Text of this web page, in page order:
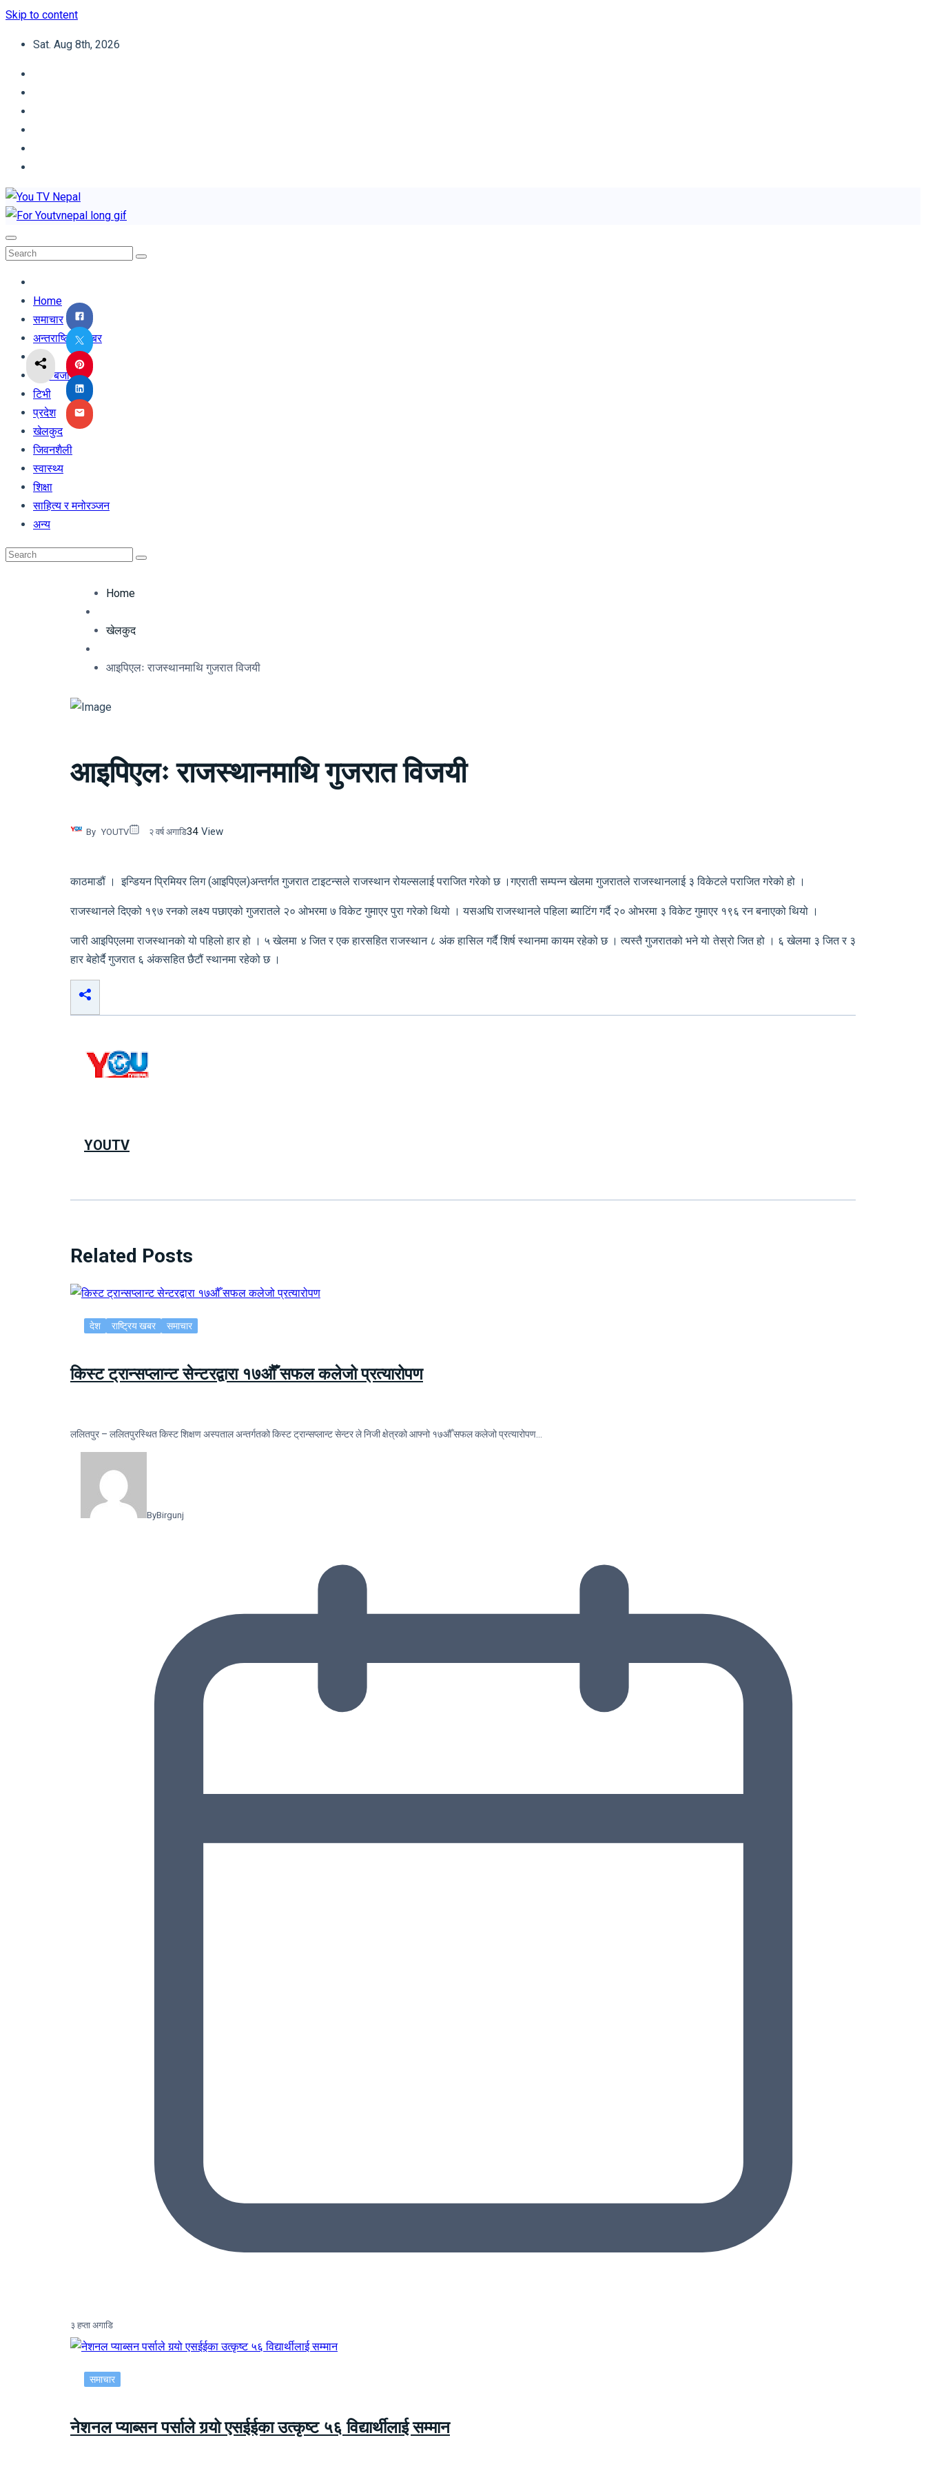
Skip to content
Sat. Aug 8th, 2026
Home
समाचार
अन्तराष्ट्रिय खबर
अर्थ
शेयर बजार
टिभी
प्रदेश
खेलकुद
जिवनशैली
स्वास्थ्य
शिक्षा
साहित्य र मनोरञ्जन
अन्य
Home
खेलकुद
आइपिएलः राजस्थानमाथि गुजरात विजयी
आइपिएलः राजस्थानमाथि गुजरात विजयी
By YOUTV २ वर्ष अगाडि34 View
काठमाडौं । इन्डियन प्रिमियर लिग (आइपिएल)अन्तर्गत गुजरात टाइटन्सले राजस्थान रोयल्सलाई पराजित गरेको छ ।गएराती सम्पन्न खेलमा गुजरातले राजस्थानलाई ३ विकेटले पराजित गरेको हो ।
राजस्थानले दिएको १९७ रनको लक्ष्य पछाएको गुजरातले २० ओभरमा ७ विकेट गुमाएर पुरा गरेको थियो । यसअघि राजस्थानले पहिला ब्याटिंग गर्दै २० ओभरमा ३ विकेट गुमाएर १९६ रन बनाएको थियो ।
जारी आइपिएलमा राजस्थानको यो पहिलो हार हो । ५ खेलमा ४ जित र एक हारसहित राजस्थान ८ अंक हासिल गर्दै शिर्ष स्थानमा कायम रहेको छ । त्यस्तै गुजरातको भने यो तेस्रो जित हो । ६ खेलमा ३ जित र ३
हार बेहोर्दै गुजरात ६ अंकसहित छैटौं स्थानमा रहेको छ ।
YOUTV
Related Posts
देश राष्ट्रिय खबर समाचार
किस्ट ट्रान्सप्लान्ट सेन्टरद्वारा १७औँ सफल कलेजो प्रत्यारोपण
ललितपुर – ललितपुरस्थित किस्ट शिक्षण अस्पताल अन्तर्गतको किस्ट ट्रान्सप्लान्ट सेन्टर ले निजी क्षेत्रको आफ्नो १७औँ सफल कलेजो प्रत्यारोपण…
ByBirgunj
३ हप्ता अगाडि
समाचार
नेशनल प्याब्सन पर्साले गर्‍यो एसईईका उत्कृष्ट ५६ विद्यार्थीलाई सम्मान